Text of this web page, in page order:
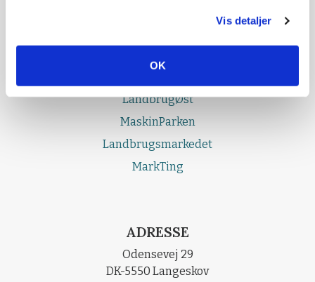
Vis detaljer
OK
LandbrugØst
MaskinParken
Landbrugsmarkedet
MarkTing
ADRESSE
Odensevej 29
DK-5550 Langeskov